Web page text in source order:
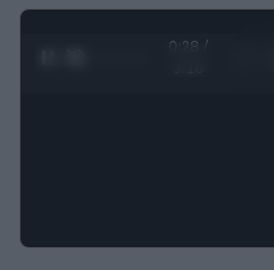
0:29 /